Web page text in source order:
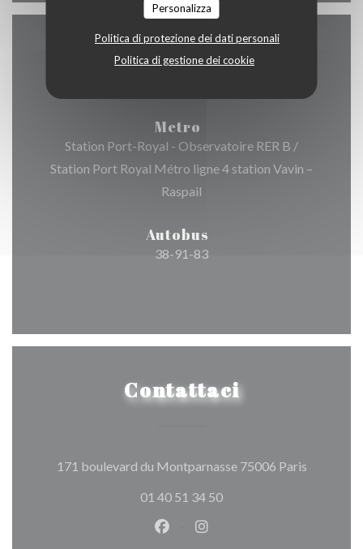
Personalizza
Politica di protezione dei dati personali
Politica di gestione dei cookie
Accesso
Metro
Station Port-Royal - Observatoire RER B /
Station Port Royal Métro ligne 4 station Vavin –
Raspail
Autobus
38-91-83
Contattaci
171 boulevard du Montparnasse 75006 Paris((apre
01 40 51 34 50
Facebook ((apre una nuova
Instagram ((apre una